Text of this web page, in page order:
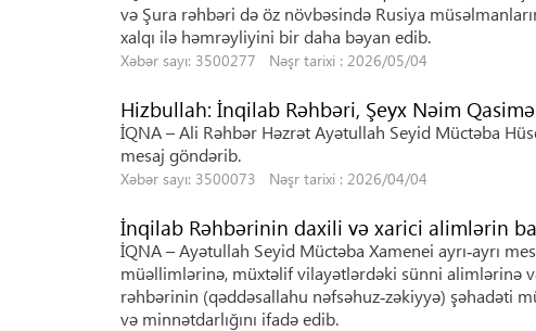
və Şura rəhbəri də öz növbəsində Rusiya
xalqı ilə həmrəyliyini bir daha bəyan edib.
Xəbər sayı: 3500277 Nəşr tarixi : 2026/05/04
Hizbullah: İnqilab Rəhbəri, Şeyx Nəim
İQNA – Ali Rəhbər Həzrət Ayətullah Seyid Müctəba
mesaj göndərib.
Xəbər sayı: 3500073 Nəşr tarixi : 2026/04/04
İnqilab Rəhbərinin daxili və xarici alimlərin
İQNA – Ayətullah Seyid Müctəba Xamenei ayrı‑ayrı
müəllimlərinə, müxtəlif vilayətlərdəki sünni alimlərinə
rəhbərinin (qəddəsallahu nəfsəhuz‑zəkiyyə) şəhadəti
və minnətdarlığını ifadə edib.